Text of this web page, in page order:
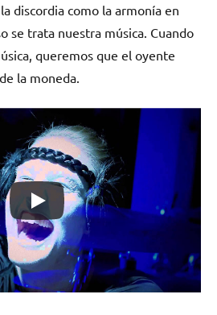
discordia como la armonía en
se trata nuestra música. Cuando
queremos que el oyente
la moneda.